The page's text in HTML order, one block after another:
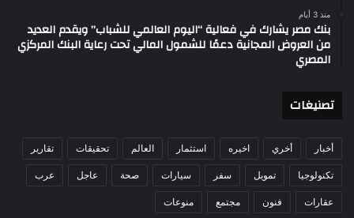
منذ 3 أيام
بنك مصر يشارك في فعالية “اليوم العالمي للشباب” ويقدم العديد
من العروض المجانية دعمًا للشمول المالي تحت رعاية البنك المركزي
المصري
تصنيغات
أخبار أخري اخيره استثمار العالم تحقيقات تقارير
تكنولوجيا تمويل سفر سيارات صحة عاجل عرب
عقارات فنون مجتمع منوعات